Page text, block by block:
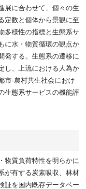
展に合わせて、個々の生
定数と個体から景観に至
多様性の指標と生態系サ
に水・物質循環の観点か
発する。生態系の遷移に
し、上流における人為か
市-農村共生社会におけ
生態系サービスの機能評
物質負荷特性を明らかに
が有する炭素吸収、林材
証を国内既存データベー